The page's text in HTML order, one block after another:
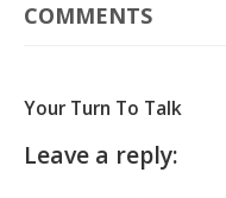
COMMENTS
Your Turn To Talk
Leave a reply: